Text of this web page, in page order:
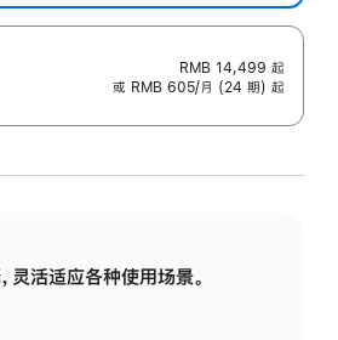
RMB 14,499 起
或 RMB 605/月 (24 期) 起
灵活适应各种使用场景。